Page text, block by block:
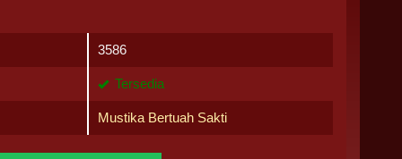
3586
Tersedia
Mustika Bertuah Sakti